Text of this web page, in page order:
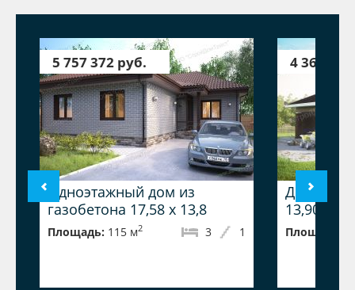
5 757 372 руб.
Одноэтажный дом из
газобетона 17,58 х 13,8
Площадь: 115 м2 1
3
4 364
Дом из
13,90
Площадь: